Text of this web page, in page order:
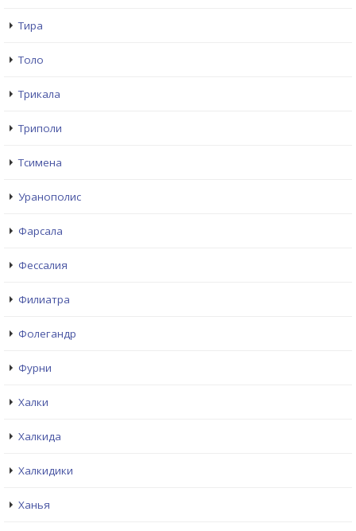
Тира
Толо
Трикала
Триполи
Тсимена
Уранополис
Фарсала
Фессалия
Филиатра
Фолегандр
Фурни
Халки
Халкида
Халкидики
Ханья